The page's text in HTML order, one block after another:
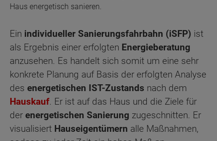
Haus energetisch sanieren.
Ein individueller Sanierungsfahrbahn (iSFP) ist
als Ergebnis einer erfolgten Energieberatung
anzusehen. Es handelt sich somit um eine sehr
konkrete Planung auf Basis der erfolgten Analyse
des energetischen IST-Zustands nach dem
Hauskauf. Er ist auf das Haus und die Ziele für
der energetischen Sanierung zugeschnitten. Er
visualisiert Hauseigentümern alle Maßnahmen,